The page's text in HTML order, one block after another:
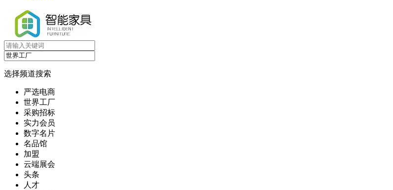
选择频道搜索
严选电商
世界工厂
采购招标
实力会员
数字名片
名品馆
加盟
云端展会
头条
人才